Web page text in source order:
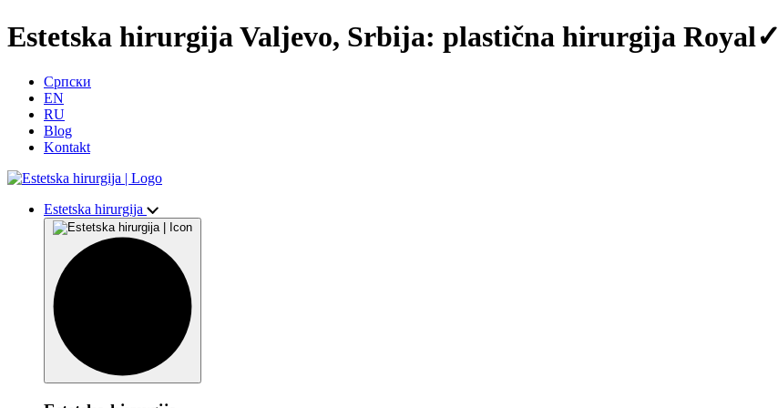
Estetska hirurgija Valjevo, Srbija: plastična hirurgija Royal✓
Српски
EN
RU
Blog
Kontakt
Estetska hirurgija